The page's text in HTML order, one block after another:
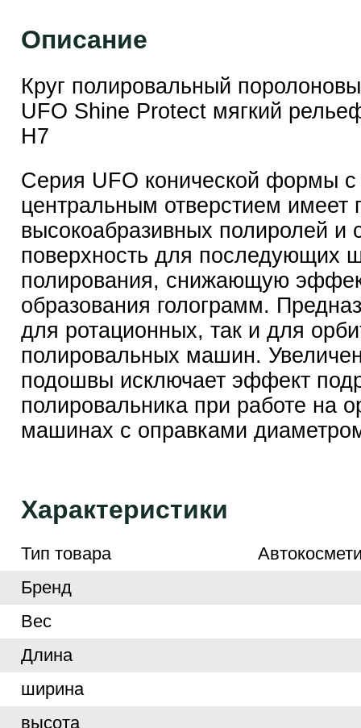
Описание
Круг полировальный
UFO Shine Protect мягкий
H7
Серия UFO конической формы с
центральным отверстием имеет
высокоабразивных полиролей и
поверхность для последующих
полирования, снижающую
образования голограмм.
для ротационных, так и для
полировальных машин.
подошвы исключает эффект
полировальника при работе на
машинах с оправками
Характеристики
Тип товара
Бренд
Вес
Длина
ширина
высота